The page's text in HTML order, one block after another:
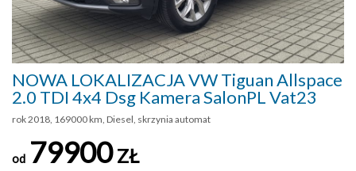
NOWA LOKALIZACJA VW Tiguan Allspace
2.0 TDI 4x4 Dsg Kamera SalonPL Vat23
rok 2018, 169000 km, Diesel, skrzynia automat
od 79900ZŁ